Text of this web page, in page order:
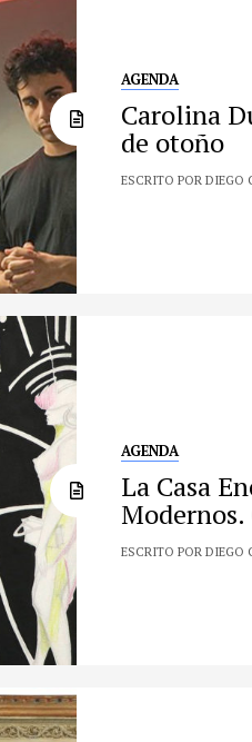
AGENDA
Carolina
de otoño
ESCRITO POR DIEGO
AGENDA
La Casa
Modernos.
ESCRITO POR DIEGO